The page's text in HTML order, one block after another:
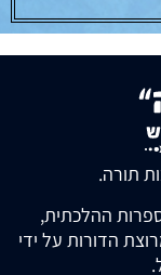
תורה.
ההלכתית,
הדורות על ידי